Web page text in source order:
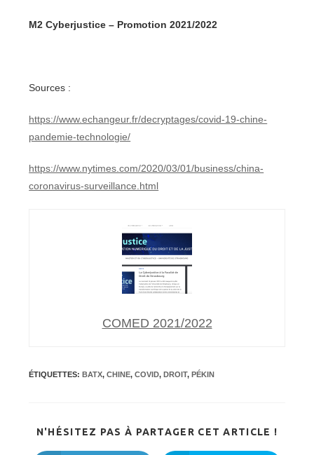
M2 Cyberjustice – Promotion 2021/2022
Sources :
https://www.echangeur.fr/decryptages/covid-19-chine-
pandemie-technologie/
https://www.nytimes.com/2020/03/01/business/china-
coronavirus-surveillance.html
COMED 2021/2022
ÉTIQUETTES:BATX, CHINE, COVID, DROIT, PÉKIN
N'HÉSITEZ PAS À PARTAGER CET ARTICLE !